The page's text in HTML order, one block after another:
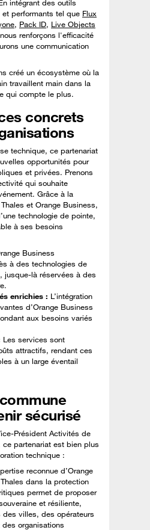
intégrant des outils
performants tel que Flux
, Pack ID, Live Objects
renforçons l'efficacité
une communication
créé un écosystème où la
travaillent main dans la
qui compte le plus.
concrets
technique, ce partenariat
opportunités pour
et privées. Prenons
qui souhaite
Grâce à la
et Orange Business,
technologie de pointe,
à ses besoins
Business
à des technologies de
jusque-là réservées à des
enrichies : L’intégration
d’Orange Business
aux besoins variés
Les services sont
attractifs, rendant ces
à un large éventail
sécurisé
Président Activités de
ce partenariat est bien plus
technique :
reconnue d’Orange
dans la protection
permet de proposer
et résiliente,
villes, des opérateurs
organisations